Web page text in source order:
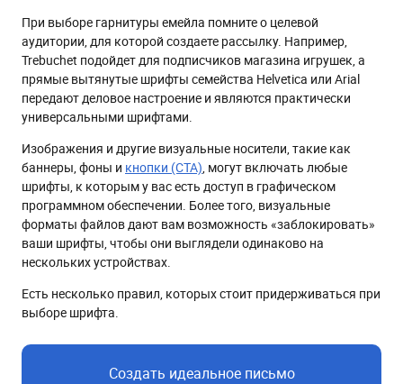
При выборе гарнитуры емейла помните о целевой
аудитории, для которой создаете рассылку. Например,
Trebuchet подойдет для подписчиков магазина игрушек, а
прямые вытянутые шрифты семейства Helvetica или Arial
передают деловое настроение и являются практически
универсальными шрифтами.
Изображения и другие визуальные носители, такие как
баннеры, фоны и кнопки (CTA) , могут включать любые
шрифты, к которым у вас есть доступ в графическом
программном обеспечении. Более того, визуальные
форматы файлов дают вам возможность «заблокировать»
ваши шрифты, чтобы они выглядели одинаково на
нескольких устройствах.
Есть несколько правил, которых стоит придерживаться при
выборе шрифта.
Создать идеальное письмо